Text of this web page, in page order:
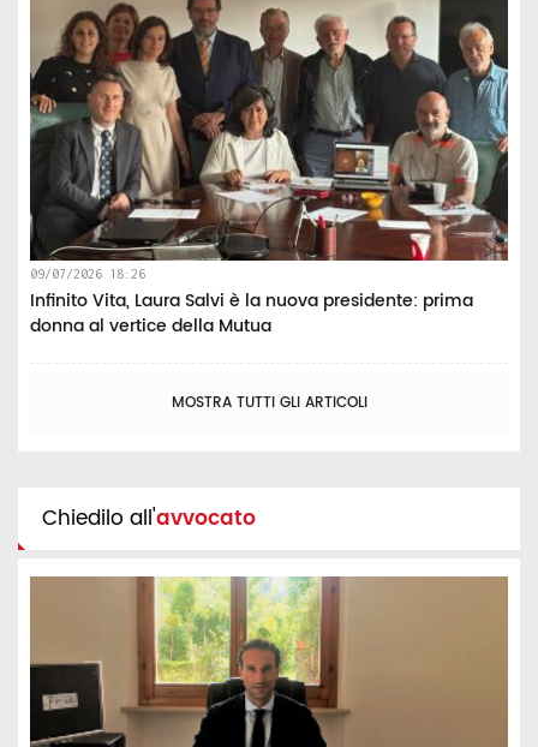
09/07/2026 18:26
Infinito Vita, Laura Salvi è la nuova presidente: prima
donna al vertice della Mutua
MOSTRA TUTTI GLI ARTICOLI
Chiedilo all'avvocato